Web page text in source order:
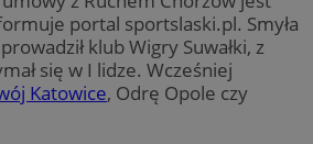
portal sportslaski.pl. Smyła
klub Wigry Suwałki, z
się w I lidze. Wcześniej
Katowice, Odrę Opole czy